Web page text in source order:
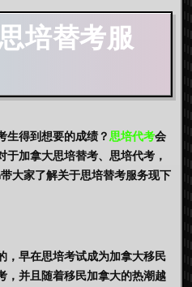
培替考服
生得到想要的成绩？思培代考会
加拿大思培替考、思培代考，
大家了解关于思培替考服务现下
，早在思培考试成为加拿大移民
，并且随着移民加拿大的热潮越